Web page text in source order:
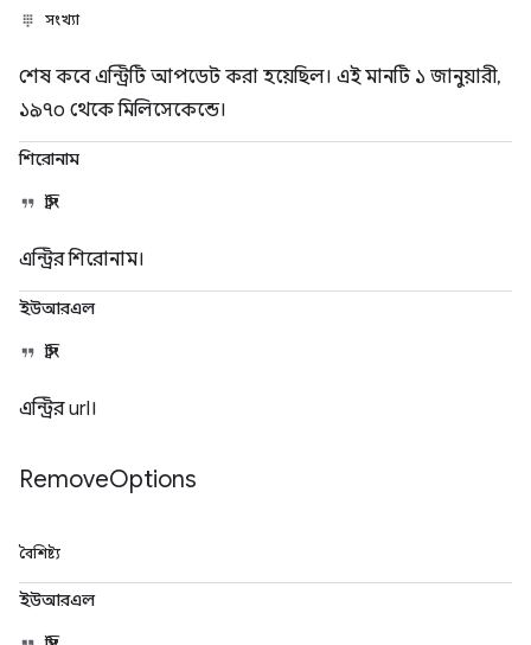
সংখ্যা
শেষ কবে এন্ট্রিটি আপডেট করা হয়েছিল। এই মানটি ১ জানুয়ারী,
১৯৭০ থেকে মিলিসেকেন্ডে।
শিরোনাম
স্ট্রিং
এন্ট্রির শিরোনাম।
ইউআরএল
স্ট্রিং
এন্ট্রির url।
RemoveOptions
বৈশিষ্ট্য
ইউআরএল